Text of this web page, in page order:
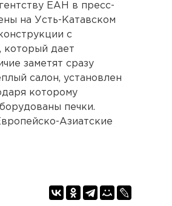
ЕАН в пресс-
на Усть-Катавском
с
который дает
заметят сразу
салон, установлен
которому
печки.
Азиатские